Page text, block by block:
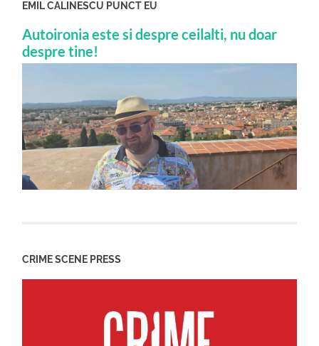
EMIL CALINESCU PUNCT EU
Autoironia este si despre ceilalti, nu doar
despre tine!
CRIME SCENE PRESS